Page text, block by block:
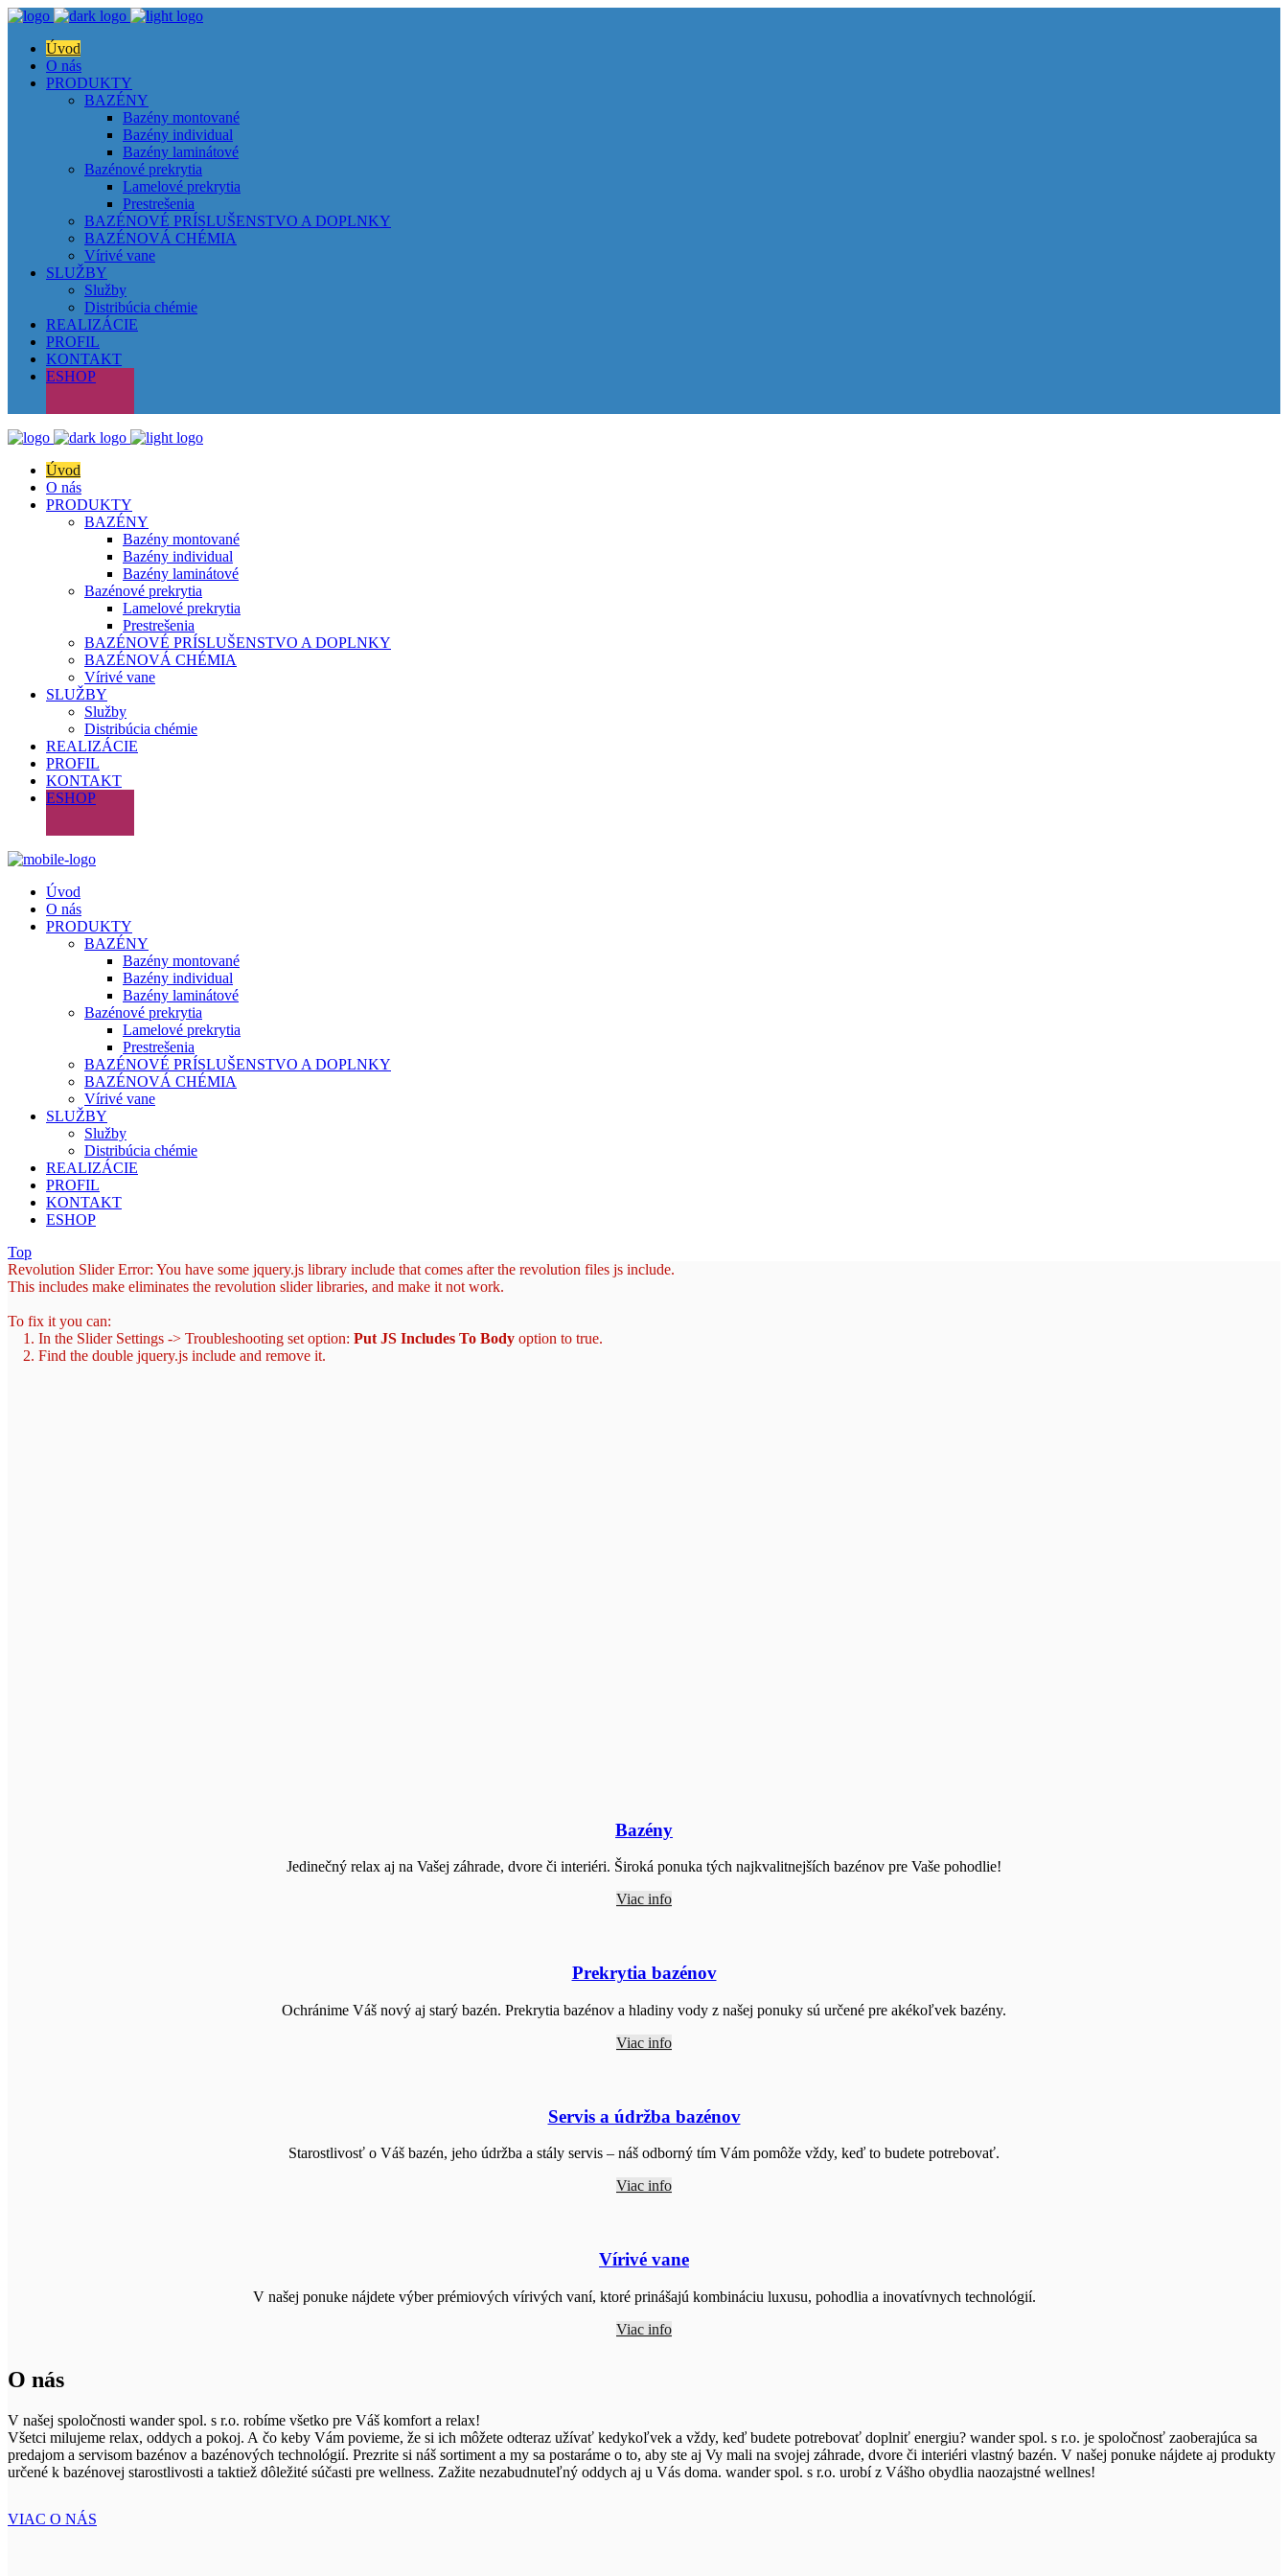
Úvod
O nás
PRODUKTY
BAZÉNY
Bazény montované
Bazény individual
Bazény laminátové
Bazénové prekrytia
Lamelové prekrytia
Prestrešenia
BAZÉNOVÉ PRÍSLUŠENSTVO A DOPLNKY
BAZÉNOVÁ CHÉMIA
Vírivé vane
SLUŽBY
Služby
Distribúcia chémie
REALIZÁCIE
PROFIL
KONTAKT
ESHOP
Úvod
O nás
PRODUKTY
BAZÉNY
Bazény montované
Bazény individual
Bazény laminátové
Bazénové prekrytia
Lamelové prekrytia
Prestrešenia
BAZÉNOVÉ PRÍSLUŠENSTVO A DOPLNKY
BAZÉNOVÁ CHÉMIA
Vírivé vane
SLUŽBY
Služby
Distribúcia chémie
REALIZÁCIE
PROFIL
KONTAKT
ESHOP
Úvod
O nás
PRODUKTY
BAZÉNY
Bazény montované
Bazény individual
Bazény laminátové
Bazénové prekrytia
Lamelové prekrytia
Prestrešenia
BAZÉNOVÉ PRÍSLUŠENSTVO A DOPLNKY
BAZÉNOVÁ CHÉMIA
Vírivé vane
SLUŽBY
Služby
Distribúcia chémie
REALIZÁCIE
PROFIL
KONTAKT
ESHOP
Top
Revolution Slider Error: You have some jquery.js library include that comes after the revolution files js include.
This includes make eliminates the revolution slider libraries, and make it not work.
To fix it you can:
1. In the Slider Settings -> Troubleshooting set option: Put JS Includes To Body option to true.
2. Find the double jquery.js include and remove it.
Bazény
Jedinečný relax aj na Vašej záhrade, dvore či interiéri. Široká ponuka tých najkvalitnejších bazénov pre Vaše pohodlie!
Viac info
Prekrytia bazénov
Ochránime Váš nový aj starý bazén. Prekrytia bazénov a hladiny vody z našej ponuky sú určené pre akékoľvek bazény.
Viac info
Servis a údržba bazénov
Starostlivosť o Váš bazén, jeho údržba a stály servis – náš odborný tím Vám pomôže vždy, keď to budete potrebovať.
Viac info
Vírivé vane
V našej ponuke nájdete výber prémiových vírivých vaní, ktoré prinášajú kombináciu luxusu, pohodlia a inovatívnych technológií.
Viac info
O nás
V našej spoločnosti wander spol. s r.o. robíme všetko pre Váš komfort a relax!
Všetci milujeme relax, oddych a pokoj. A čo keby Vám povieme, že si ich môžete odteraz užívať kedykoľvek a vždy, keď budete potrebovať doplniť energiu? wander spol. s r.o. je spoločnosť zaoberajúca sa
predajom a servisom bazénov a bazénových technológií. Prezrite si náš sortiment a my sa postaráme o to, aby ste aj Vy mali na svojej záhrade, dvore či interiéri vlastný bazén. V našej ponuke nájdete aj produkty
určené k bazénovej starostlivosti a taktiež dôležité súčasti pre wellness. Zažite nezabudnuteľný oddych aj u Vás doma. wander spol. s r.o. urobí z Vášho obydlia naozajstné wellnes!
VIAC O NÁS